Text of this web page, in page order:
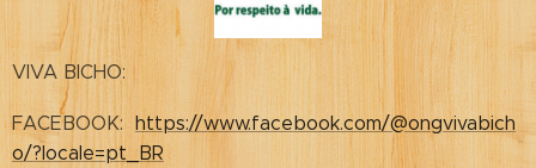
VIVA BICHO:
FACEBOOK: https://www.facebook.com/@ongvivabich
o/?locale=pt_BR